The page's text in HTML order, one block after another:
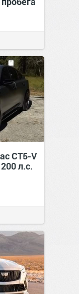
CT5-V
л.с.